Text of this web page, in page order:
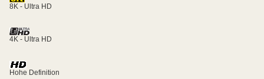
8K - Ultra HD
4K - Ultra HD
Hohe Definition